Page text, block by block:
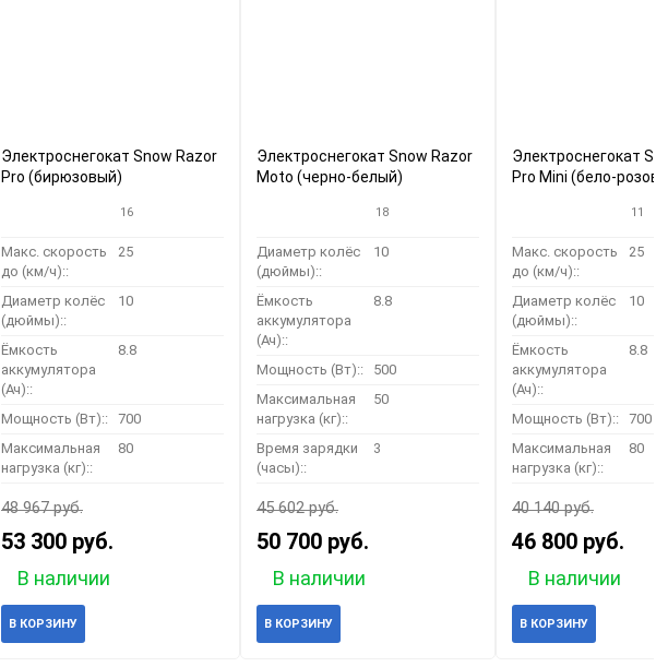
Электроснегокат Snow Razor
Pro (бирюзовый)
16
Макс. скорость
до (км/ч)::
25
Диаметр колёс
(дюймы)::
10
Ёмкость
аккумулятора
(Ач)::
8.8
Мощность (Вт)::
700
Максимальная
нагрузка (кг)::
80
48 967 руб.
53 300 руб.
В наличии
В КОРЗИНУ
Электроснегокат Snow Razor
Moto (черно-белый)
18
Диаметр колёс
(дюймы)::
10
Ёмкость
аккумулятора
(Ач)::
8.8
Мощность (Вт)::
500
Максимальная
нагрузка (кг)::
50
Время зарядки
(часы)::
3
45 602 руб.
50 700 руб.
В наличии
В КОРЗИНУ
Электроснегокат
Pro Mini (бело-
11
Макс. скорость
до (км/ч)::
25
Диаметр колёс
(дюймы)::
10
Ёмкость
аккумулятора
(Ач)::
8.8
Мощность (Вт)::
700
Максимальная
нагрузка (кг)::
80
40 140 руб.
46 800 руб.
В наличии
В КОРЗИНУ